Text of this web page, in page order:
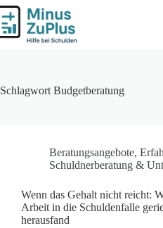
Zum
Inhalt
springen
Schlagwort Budgetberatung
Beratungsangebote,
Schuldnerberatung &
Wenn das Gehalt nicht reicht:
Arbeit in die Schuldenfalle
herausfand